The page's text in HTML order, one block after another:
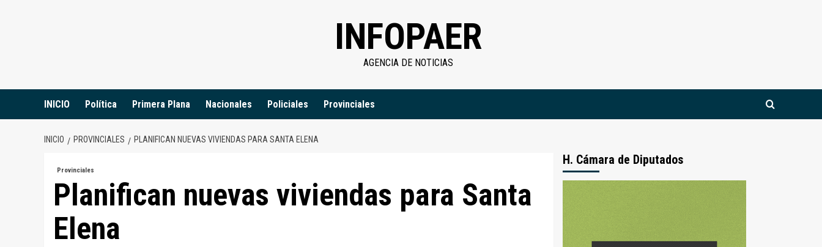
INFOPAER
AGENCIA DE NOTICIAS
INICIO Política Primera Plana Nacionales Policiales Provinciales
INICIO PROVINCIALES PLANIFICAN NUEVAS VIVIENDAS PARA SANTA ELENA
Provinciales
Planifican nuevas viviendas para Santa
Elena
H. Cámara de Diputados